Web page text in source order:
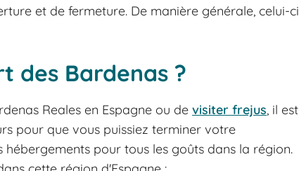
et de fermeture. De manière générale, celui-ci
des Bardenas ?
Reales en Espagne ou de visiter frejus, il est
pour que vous puissiez terminer votre
pour tous les goûts dans la région.